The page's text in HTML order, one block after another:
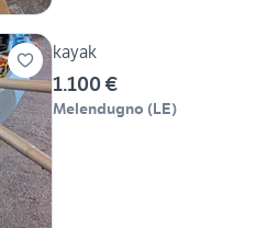
kayak
1.100 €
Melendugno (LE)